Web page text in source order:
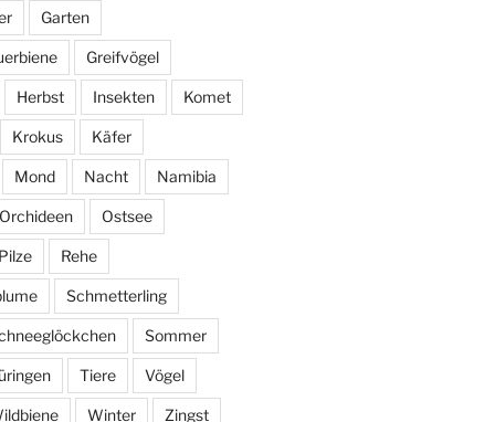
Garten
Greifvögel
Herbst Insekten Komet
Krokus Käfer
Mond Nacht Namibia
Orchideen Ostsee
Pilze Rehe
Schmetterling
Sommer
Tiere Vögel
Winter Zingst